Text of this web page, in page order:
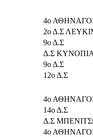
4ο
2ο Δ.Σ
9ο Δ.Σ
Δ.Σ
9ο Δ.Σ
12ο Δ.Σ
4ο
14ο Δ.Σ
Δ.Σ
4ο